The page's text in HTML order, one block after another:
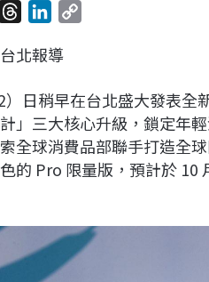
r
a
d
s
n
e
d
I
n
L
i
n
k
北報導
）日稍早在台北盛大發表全
」三大核心升級，鎖定年
全球消費品部聯手打造全
色的 Pro 限量版，預計於